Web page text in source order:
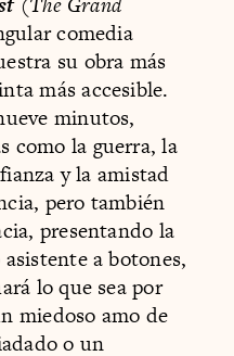
comedia
su obra más
más accesible.
minutos,
como la guerra, la
y la amistad
pero también
presentando la
a botones,
lo que sea por
miedoso amo de
o un